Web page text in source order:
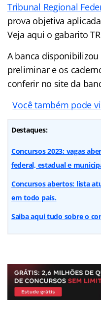
Tribunal Regional
prova objetiva
Veja aqui o gabarito
A banca
preliminar e os
conferir no site da
Você também pode
Destaques:
Concursos 2023: vagas
federal, estadual e
Concursos abertos: lista
em todo país.
Saiba aqui tudo sobre o